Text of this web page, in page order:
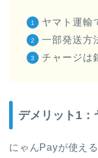
ヤマト運輸
一部発送方
チャージは
デメリット1：
にゃんPayが使え